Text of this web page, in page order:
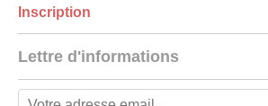
Inscription
Lettre d'informations